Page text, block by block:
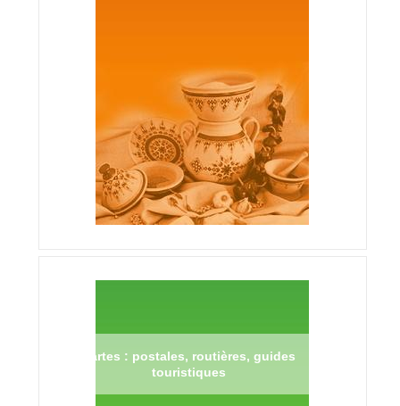
Cartes : postales, routières, guides
touristiques